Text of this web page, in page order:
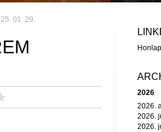
01. 29.
Honlap
2026
2026.
2026.
2026.